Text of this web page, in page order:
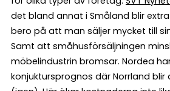
det bland annat i Småland blir
bero på att man säljer mycket till
Samt att småhusförsäljningen
möbelindustrin bromsar. Nordea
konjuktursprognos där Norrland blir